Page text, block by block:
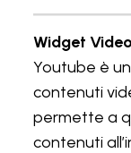
Widget
Youtube è
contenuti
permette a
contenuti